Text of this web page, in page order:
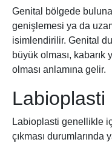
Genital bölgede
genişlemesi ya da
isimlendirilir. Genital
büyük olması,
olması anlamına gelir.
Labioplasti
Labioplasti genellikle
çıkması durumlarında